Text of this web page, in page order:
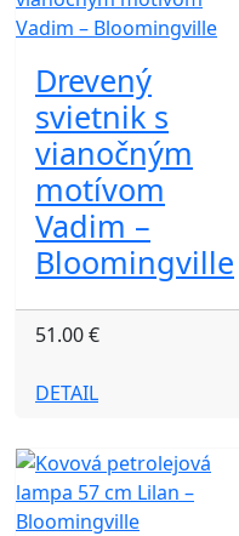
Drevený
svietnik s
vianočným
motívom
Vadim –
Bloomingville
51.00 €
DETAIL